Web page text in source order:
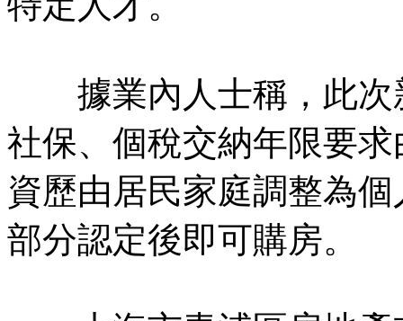
據業內人士稱，此次
社保、個稅交納年限要
資歷由居民家庭調整為
部分認定後即可購房。